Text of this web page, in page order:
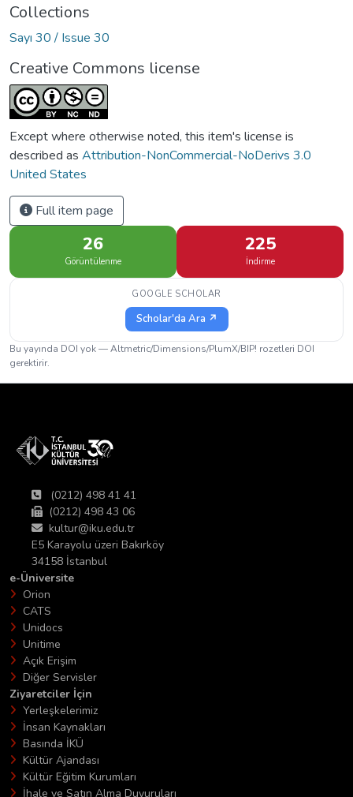
Collections
Sayı 30 / Issue 30
Creative Commons license
Except where otherwise noted, this item's license is
described as Attribution-NonCommercial-NoDerivs 3.0
United States
Full item page
26
Görüntülenme
225
İndirme
GOOGLE SCHOLAR
Scholar'da Ara ↗
Bu yayında DOI yok — Altmetric/Dimensions/PlumX/BIP! rozetleri DOI
gerektirir.
(0212) 498 41 41
(0212) 498 43 06
kultur@iku.edu.tr
E5 Karayolu üzeri Bakırköy
34158 İstanbul
e-Üniversite
Orion
CATS
Unidocs
Unitime
Açık Erişim
Diğer Servisler
Ziyaretciler İçin
Yerleşkelerimiz
İnsan Kaynakları
Basında İKÜ
Kültür Ajandası
Kültür Eğitim Kurumları
İhale ve Satın Alma Duyuruları